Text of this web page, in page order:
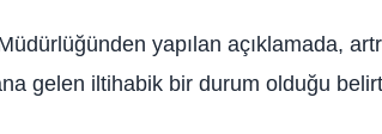
yapılan açıklamada,
gelen iltihabik bir durum olduğu